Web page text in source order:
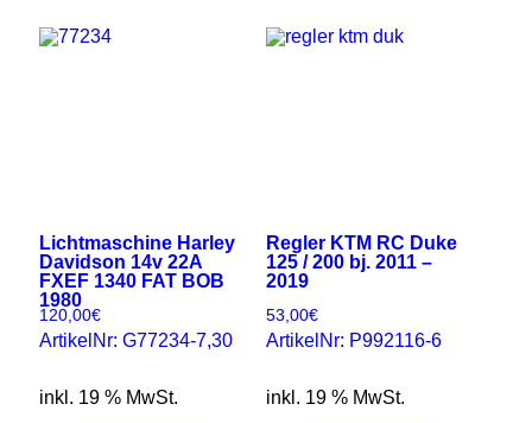
Lichtmaschine Harley
Davidson 14v 22A
FXEF 1340 FAT BOB
1980
120,00€
ArtikelNr: G77234-7,30
inkl. 19 % MwSt.
Regler KTM RC Duke
125 / 200 bj. 2011 –
2019
53,00€
ArtikelNr: P992116-6
inkl. 19 % MwSt.